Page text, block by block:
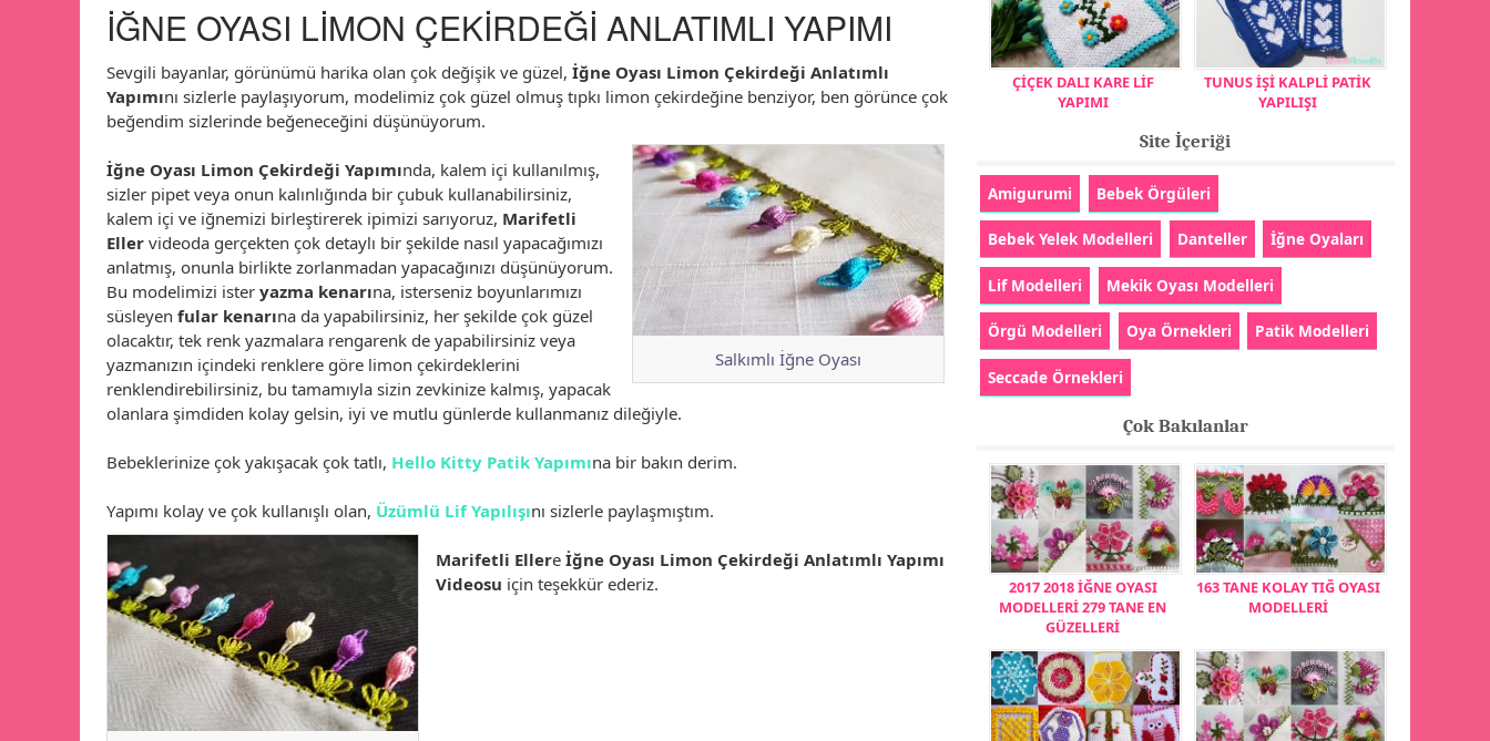
İĞNE OYASI LİMON ÇEKİRDEĞİ ANLATIMLI YAPIMI
Sevgili bayanlar, görünümü harika olan çok değişik ve güzel, İğne Oyası Limon Çekirdeği Anlatımlı
Yapımını sizlerle paylaşıyorum, modelimiz çok güzel olmuş tıpkı limon çekirdeğine benziyor, ben görünce çok
beğendim sizlerinde beğeneceğini düşünüyorum.
Salkımlı İğne Oyası
İğne Oyası Limon Çekirdeği Yapımında, kalem içi kullanılmış,
sizler pipet veya onun kalınlığında bir çubuk kullanabilirsiniz,
kalem içi ve iğnemizi birleştirerek ipimizi sarıyoruz, Marifetli
Ellervideoda gerçekten çok detaylı bir şekilde nasıl yapacağımızı
anlatmış, onunla birlikte zorlanmadan yapacağınızı düşünüyorum.
Bu modelimizi ister yazma kenarına, isterseniz boyunlarımızı
süsleyen fular kenarına da yapabilirsiniz, her şekilde çok güzel
olacaktır, tek renk yazmalara rengarenk de yapabilirsiniz veya
yazmanızın içindeki renklere göre limon çekirdeklerini
renklendirebilirsiniz, bu tamamıyla sizin zevkinize kalmış, yapacak
olanlara şimdiden kolay gelsin, iyi ve mutlu günlerde kullanmanız dileğiyle.
Bebeklerinize çok yakışacak çok tatlı, Hello Kitty Patik Yapımına bir bakın derim.
Yapımı kolay ve çok kullanışlı olan, Üzümlü Lif Yapılışını sizlerle paylaşmıştım.
Marifetli Ellere İğne Oyası Limon Çekirdeği Anlatımlı Yapımı
Videosu için teşekkür ederiz.
ÇİÇEK DALI KARE LİF
YAPIMI
TUNUS İŞİ KALPLİ PATİK
YAPILIŞI
Site İçeriği
Amigurumi Bebek Örgüleri
Bebek Yelek Modelleri Danteller İğne Oyaları
Lif Modelleri Mekik Oyası Modelleri
Örgü Modelleri Oya Örnekleri Patik Modelleri
Seccade Örnekleri
Çok Bakılanlar
2017 2018 İĞNE OYASI
MODELLERİ 279 TANE EN
GÜZELLERİ
163 TANE KOLAY TIĞ OYASI
MODELLERİ